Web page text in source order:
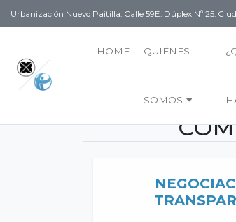
Urbanización Nuevo Paitilla. Calle 59E. Dúplex Nº 25.
HOME QUIÉNES
SOMOS